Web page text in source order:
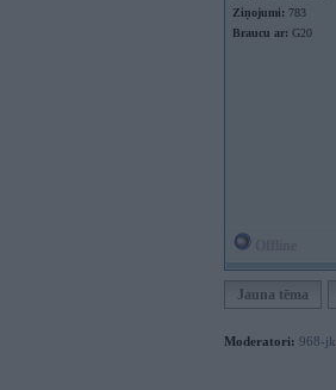
Ziņojumi: 783
Braucu ar: G20
Jauna tēma
Moderatori: 968-jk